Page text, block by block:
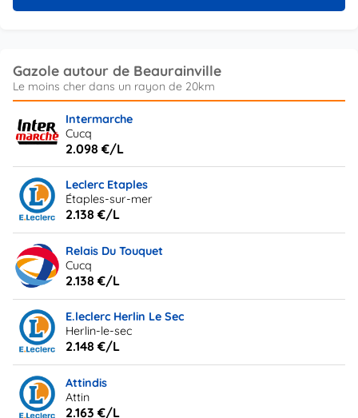
Gazole autour de Beaurainville
Intermarche
Cucq
2.098 €/L
Leclerc Etaples
Étaples-sur-mer
2.138 €/L
Relais Du Touquet
Cucq
2.138 €/L
E.leclerc Herlin Le Sec
Herlin-le-sec
2.148 €/L
Attindis
Attin
2.163 €/L